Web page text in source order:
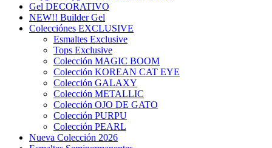
Gel DECORATIVO
NEW!! Builder Gel
Colecciónes EXCLUSIVE
Esmaltes Exclusive
Tops Exclusive
Colección MAGIC BOOM
Colección KOREAN CAT EYE
Colección GALAXY
Colección METALLIC
Colección OJO DE GATO
Colección PURPU
Colección PEARL
Nueva Colección 2026